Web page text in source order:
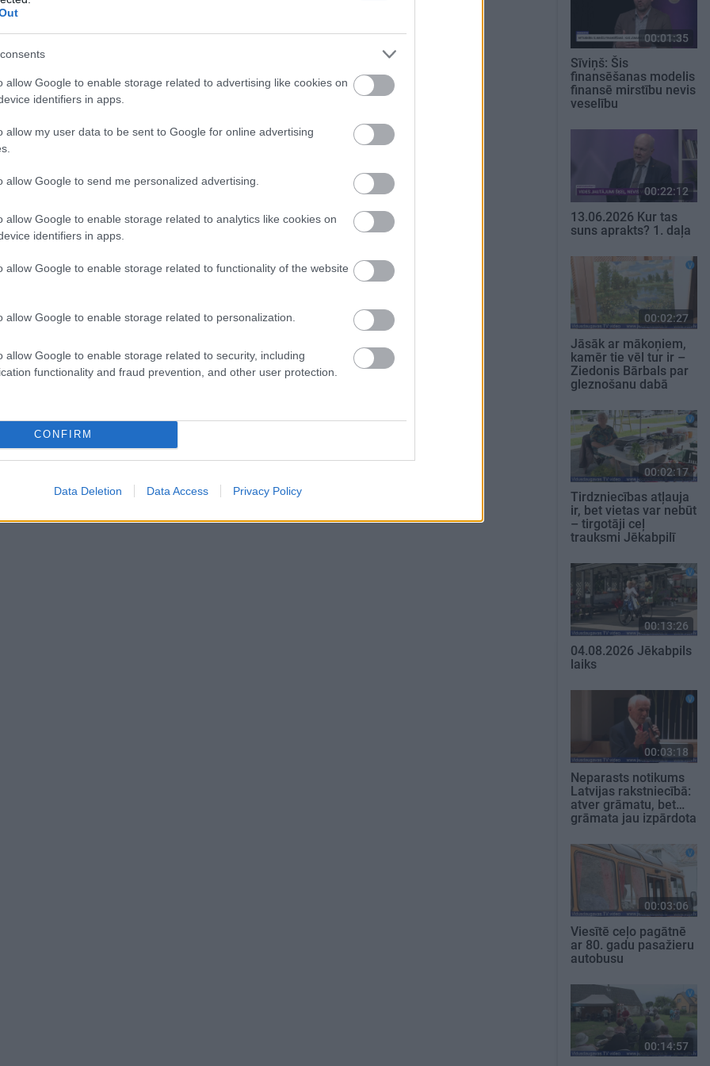
allow Google to enable storage related to advertising like cookies on
identifiers in apps.
allow my user data to be sent to Google for online advertising
allow Google to send me personalized advertising.
allow Google to enable storage related to analytics like cookies on
identifiers in apps.
allow Google to enable storage related to functionality of the website
allow Google to enable storage related to personalization.
allow Google to enable storage related to security, including
functionality and fraud prevention, and other user protection.
CONFIRM
Data Deletion Data Access Privacy Policy
00:01:35
Sīviņš: Šis
finansēšanas modelis
finansē mirstību nevis
veselību
00:22:12
13.06.2026 Kur tas
suns aprakts? 1. daļa
00:02:27
Jāsāk ar mākoņiem,
kamēr tie vēl tur ir –
Ziedonis Bārbals par
gleznošanu dabā
00:02:17
Tirdzniecības atļauja
ir, bet vietas var nebūt
– tirgotāji ceļ
trauksmi Jēkabpilī
00:13:26
04.08.2026 Jēkabpils
laiks
00:03:18
Neparasts notikums
Latvijas rakstniecībā:
atver grāmatu, bet…
grāmata jau izpārdota
00:03:06
Viesītē ceļo pagātnē
ar 80. gadu pasažieru
autobusu
00:14:57